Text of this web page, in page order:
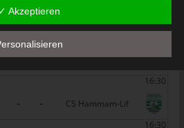
- -
- -
Club Africain
16:30
- -
CS Hammam-Lif
16:30
um Aspekte bezüglich
Lage, Gesundheit, persönlicher
Verhalten, Aufenthaltsort
Verarbeitung personenbezogener
✓ Akzeptieren